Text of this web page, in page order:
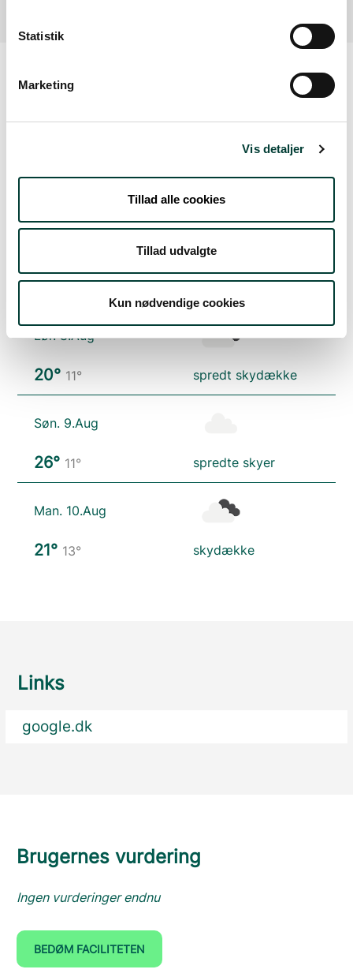
Statistik
Marketing
Vis detaljer
Tillad alle cookies
Tillad udvalgte
Kun nødvendige cookies
let regn
16° skydække
Lør. 8.Aug
20° 11° spredt skydække
Søn. 9.Aug
26° 11° spredte skyer
Man. 10.Aug
21° 13° skydække
Links
google.dk
Brugernes vurdering
Ingen vurderinger endnu
BEDØM FACILITETEN